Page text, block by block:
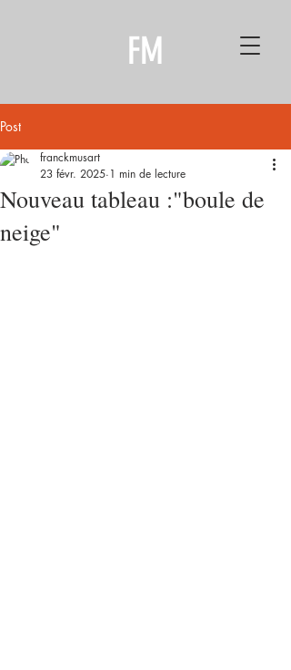
FM
Post
Nouveau tableau :"boule de
neige"
franckmusart
23 févr. 2025 1 min de lecture